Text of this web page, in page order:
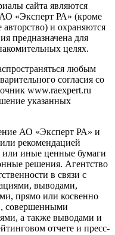
сайта являются
АО «Эксперт РА» (кроме
авторство) и охраняются
предназначена для
целях.
любым
согласия со
www.raexpert.ru
указанных
АО «Эксперт РА» и
рекомендацией
или иные ценные бумаги
решения. Агентство
в связи с
выводами,
прямо или косвенно
совершенными
а также выводами и
отчете и пресс-